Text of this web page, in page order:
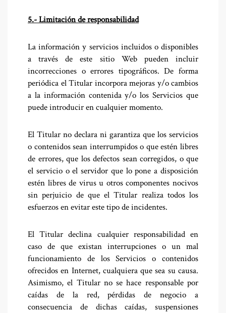
5.- Limitación de responsabilidad
La información y servicios incluidos o disponibles
a través de este sitio Web pueden incluir
incorrecciones o errores tipográficos. De forma
periódica el Titular incorpora mejoras y/o cambios
a la información contenida y/o los Servicios que
puede introducir en cualquier momento.
El Titular no declara ni garantiza que los servicios
o contenidos sean interrumpidos o que estén libres
de errores, que los defectos sean corregidos, o que
el servicio o el servidor que lo pone a disposición
estén libres de virus u otros componentes nocivos
sin perjuicio de que el Titular realiza todos los
esfuerzos en evitar este tipo de incidentes.
El Titular declina cualquier responsabilidad en
caso de que existan interrupciones o un mal
funcionamiento de los Servicios o contenidos
ofrecidos en Internet, cualquiera que sea su causa.
Asimismo, el Titular no se hace responsable por
caídas de la red, pérdidas de negocio a
consecuencia de dichas caídas, suspensiones